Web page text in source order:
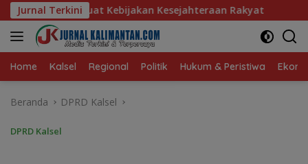
Langsung
ke
konten
Jurnal Terkini
Kesejahteraan Rakyat Baru 10 Persen, Aktivasi
Home Kalsel Regional Politik Hukum & Peristiwa
Beranda DPRD Kalsel
DPRD Kalsel